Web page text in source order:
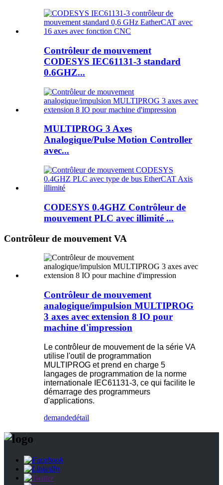
Contrôleur de mouvement
CODESYS IEC61131-3 standard
0.6GHZ...
MULTIPROG 3 Axes
Analogique/Pulse Motion Controller
avec...
CODESYS 0.4GHZ Contrôleur de
mouvement PLC avec illimité ...
Contrôleur de mouvement VA
Contrôleur de mouvement
analogique/impulsion MULTIPROG
3 axes avec extension 8 IO pour
machine d'impression
Le contrôleur de mouvement de la série VA
utilise l'outil de programmation
MULTIPROG et prend en charge 5
langages de programmation de la norme
internationale IEC61131-3, ce qui facilite le
démarrage des programmeurs
d'applications.
demandedétail